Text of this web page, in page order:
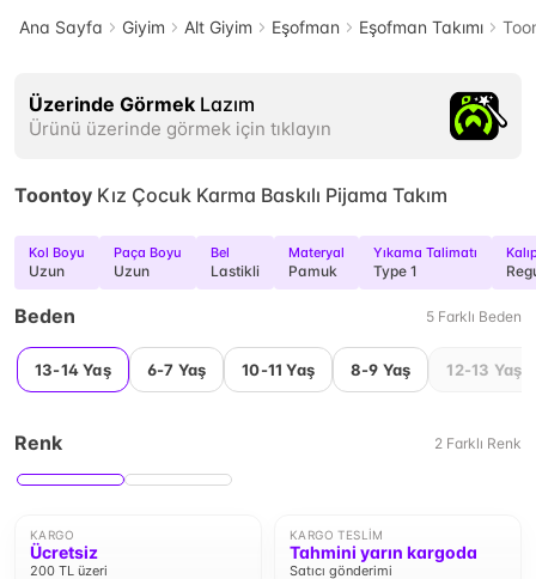
Ana Sayfa Giyim Alt Giyim Eşofman Eşofman Takımı
Üzerinde Görmek Lazım
Ürünü üzerinde görmek için tıklayın
Toontoy Kız Çocuk Karma Baskılı Pijama Takım
Kol Boyu
Uzun
Paça Boyu
Uzun
Bel
Lastikli
Materyal
Pamuk
Yıkama Talimatı
Type 1
Beden 5 Farklı Beden
13-14 Yaş 6-7 Yaş 10-11 Yaş 8-9 Yaş 12-13 Yaş
Renk 2 Farklı Renk
KARGO
Ücretsiz
200 TL üzeri
KARGO TESLIM
Tahmini yarın kargoda
Satıcı gönderimi